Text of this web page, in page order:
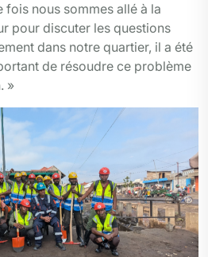
fois nous sommes allé à la
pour discuter les questions
dans notre quartier, il a été
de résoudre ce problème
»